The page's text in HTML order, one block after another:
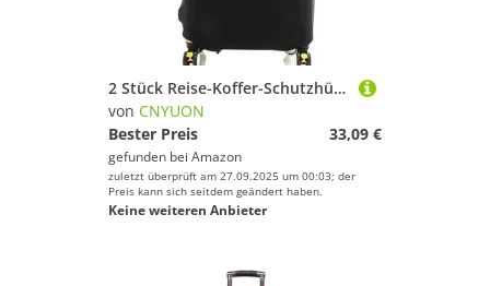
2 Stück Reise-Koffer-Schutzhüllen, dick, elastisch, Gepäckschutz for 45,7-71,1 cm Gepäck, Reisetasche, goldfarbener Buchstabe Bedruckt(Black W,L)
von CNYUON
Bester Preis
33,09 €
gefunden bei Amazon
zuletzt überprüft am 27.09.2025 um 00:03; der
Preis kann sich seitdem geändert haben.
Keine weiteren Anbieter